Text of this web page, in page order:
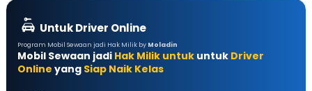
Untuk Driver Online
Program Mobil Sewaan jadi Hak Milik by Moladin
Mobil Sewaan jadi Hak Milik untuk untuk Driver
Online yang Siap Naik Kelas